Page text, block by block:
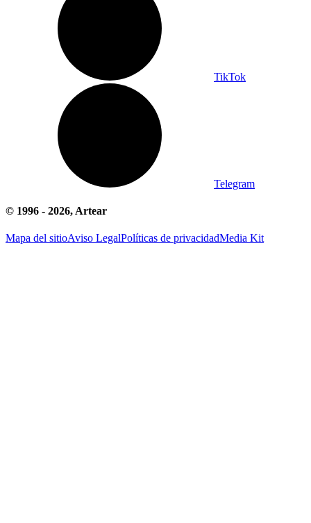
TikTok
Telegram
© 1996 - 2026, Artear
Mapa del sitioAviso LegalPolíticas de privacidadMedia Kit